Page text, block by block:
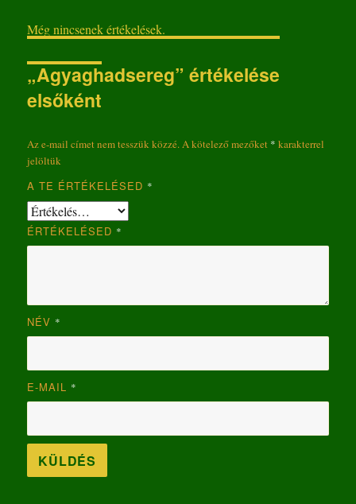
Még nincsenek értékelések.
„Agyaghadsereg” értékelése
elsőként
Az e-mail címet nem tesszük közzé.A kötelező mezőket * karakterrel
jelöltük
A TE ÉRTÉKELÉSED *
ÉRTÉKELÉSED *
NÉV *
E-MAIL *